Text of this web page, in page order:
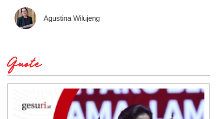
Agustina Wilujeng
Quote